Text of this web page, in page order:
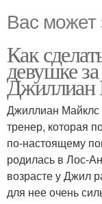
Вас может
Как
девушке
Джиллиан
Джиллиан Майклс
тренер, которая
по-настоящему
родилась в Лос-
возрасте у Джил
для нее очень